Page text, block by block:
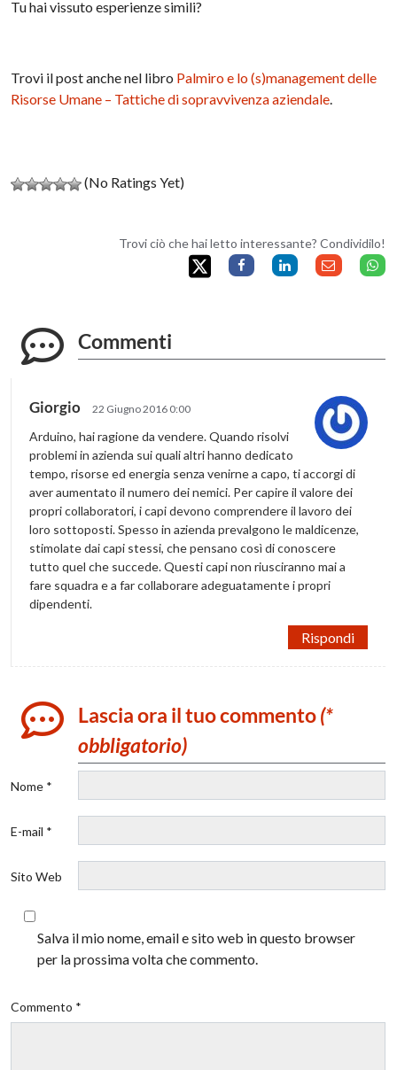
Tu hai vissuto esperienze simili?
Trovi il post anche nel libro Palmiro e lo (s)management delle
Risorse Umane – Tattiche di sopravvivenza aziendale.
(No Ratings Yet)
Trovi ciò che hai letto interessante? Condividilo!
Commenti
Giorgio 22 Giugno 2016 0:00
Arduino, hai ragione da vendere. Quando risolvi
problemi in azienda sui quali altri hanno dedicato
tempo, risorse ed energia senza venirne a capo, ti accorgi di
aver aumentato il numero dei nemici. Per capire il valore dei
propri collaboratori, i capi devono comprendere il lavoro dei
loro sottoposti. Spesso in azienda prevalgono le maldicenze,
stimolate dai capi stessi, che pensano così di conoscere
tutto quel che succede. Questi capi non riusciranno mai a
fare squadra e a far collaborare adeguatamente i propri
dipendenti.
Rispondi
Lascia ora il tuo commento(*
obbligatorio)
Nome *
E-mail *
Sito Web
Salva il mio nome, email e sito web in questo browser
per la prossima volta che commento.
Commento *